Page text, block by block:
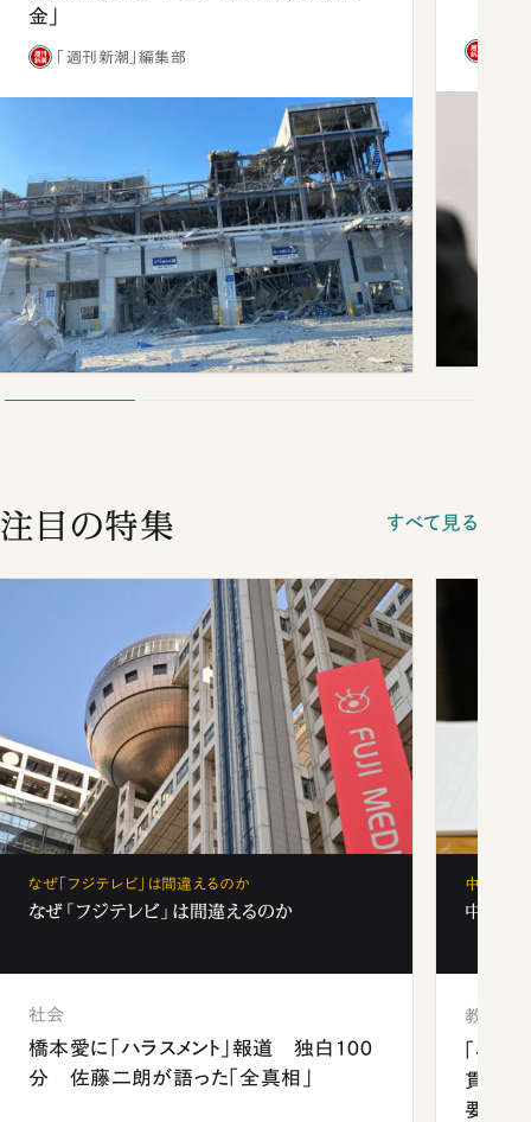
金」
「週刊新潮」編集部
注目の特集 すべて見る
なぜ「フジテレビ」は間違えるのか
なぜ「フジテレビ」は間違えるのか
社会
橋本愛に「ハラスメント」報道 独白100
分 佐藤二朗が語った「全真相」
中学受験
中学受
教育
「早
貫校へ
要だっ